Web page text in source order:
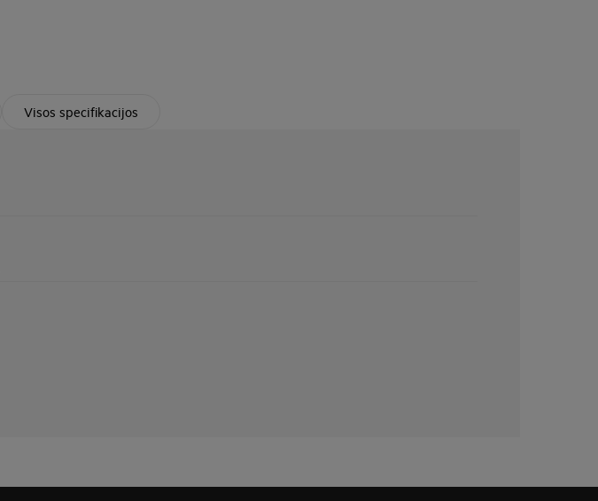
Visos specifikacijos